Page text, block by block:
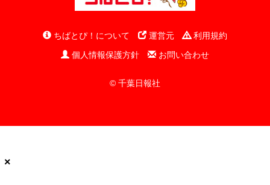
ちばとぴ！について 運営元
利用規約
個人情報保護方針
お問い合わせ
© 千葉日報社
×